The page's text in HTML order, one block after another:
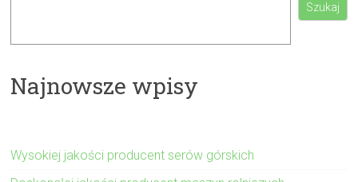
Szukaj
Najnowsze wpisy
Wysokiej jakości producent serów górskich